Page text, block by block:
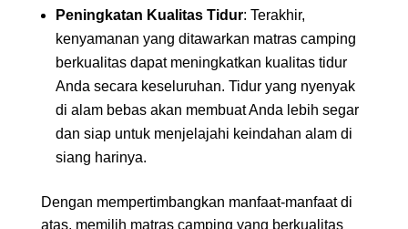
Peningkatan Kualitas Tidur: Terakhir,
kenyamanan yang ditawarkan matras camping
berkualitas dapat meningkatkan kualitas tidur
Anda secara keseluruhan. Tidur yang nyenyak
di alam bebas akan membuat Anda lebih segar
dan siap untuk menjelajahi keindahan alam di
siang harinya.
Dengan mempertimbangkan manfaat-manfaat di
atas, memilih matras camping yang berkualitas